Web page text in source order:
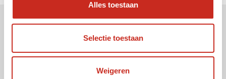
Alles toestaan
Selectie toestaan
Weigeren
Ontvang onze nieuwsbrief
Uw e-mail adres: